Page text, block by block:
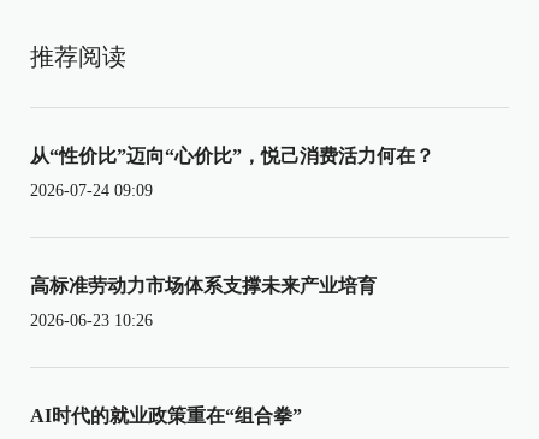
推荐阅读
从“性价比”迈向“心价比”，悦己消费活力何在？
2026-07-24 09:09
高标准劳动力市场体系支撑未来产业培育
2026-06-23 10:26
AI时代的就业政策重在“组合拳”